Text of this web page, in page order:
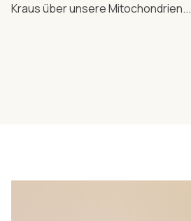
Kraus über unsere Mitochondrien...